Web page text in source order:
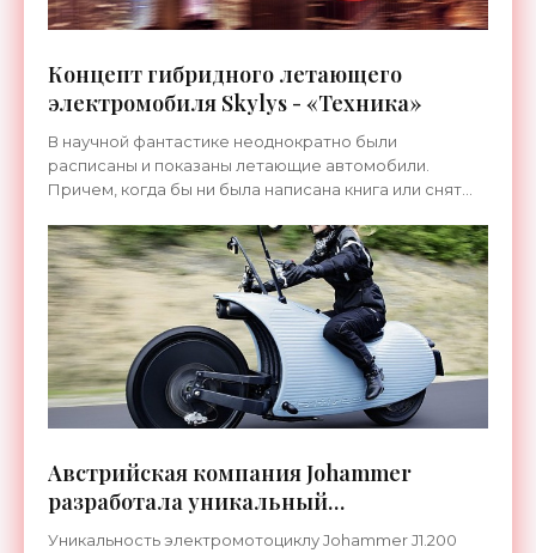
Концепт гибридного летающего
электромобиля Skylys - «Техника»
В научной фантастике неоднократно были
расписаны и показаны летающие автомобили.
Причем, когда бы ни была написана книга или снят
за горами, и через
Австрийская компания Johammer
разработала уникальный
электромотоцикл - «Техника»
Уникальность электромотоциклу Johammer J1.200